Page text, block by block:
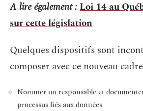
A lire également :Loi 14 au
sur cette législation
Quelques dispositifs sont
composer avec ce nouveau
Nommer un responsable et
processus liés aux données